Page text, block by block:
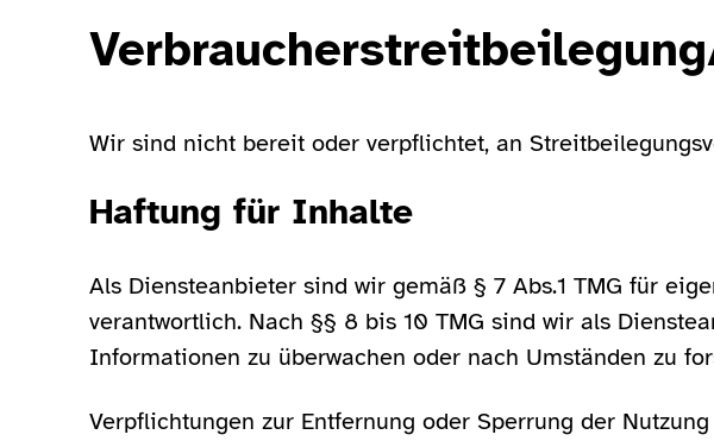
Wir sind nicht bereit oder verpflichtet, an
Haftung für Inhalte
Als Diensteanbieter sind wir gemäß § 7 Abs.1 TMG für
verantwortlich. Nach §§ 8 bis 10 TMG sind wir als
Informationen zu überwachen oder nach Umständen zu
Verpflichtungen zur Entfernung oder Sperrung der